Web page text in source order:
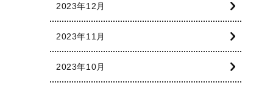
2023年12月
2023年11月
2023年10月